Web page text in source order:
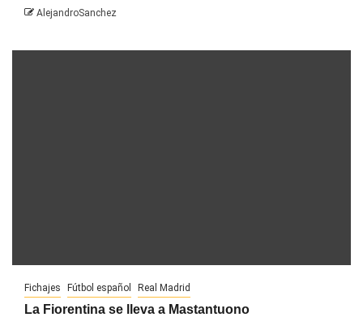
AlejandroSanchez
Fichajes Fútbol español Real Madrid
La Fiorentina se lleva a Mastantuono